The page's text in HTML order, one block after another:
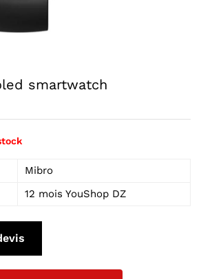
smartwatch
Mibro
12 mois YouShop DZ